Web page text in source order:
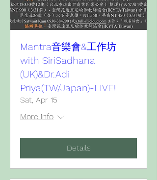
Mantra音樂會&工作坊
with SiriSadhana
(UK)&Dr.Adi
Priya(TW/Japan)-LIVE!
Sat, Apr 15
More info
Details